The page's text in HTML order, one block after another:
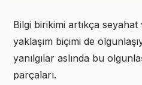
Bilgi birikimi artıkça
yaklaşım biçimi de
yanılgılar aslında bu
parçaları.